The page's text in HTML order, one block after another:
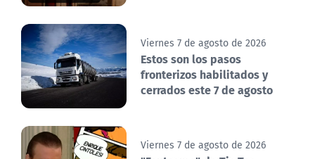
Viernes 7 de agosto de 2026
Estos son los pasos
fronterizos habilitados y
cerrados este 7 de agosto
Viernes 7 de agosto de 2026